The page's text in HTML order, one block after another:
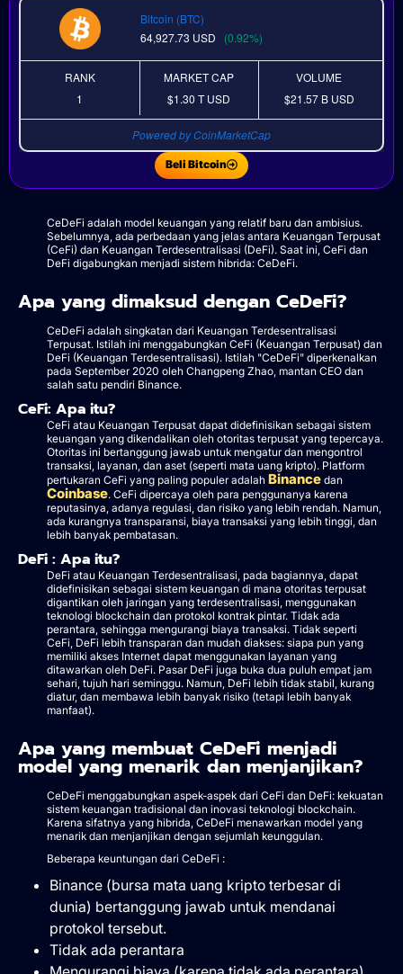
Bitcoin (BTC)
64,927.73 USD (0.92%)
RANK
1
MARKET CAP
$1.30 TUSD
VOLUME
$21.57 B USD
Powered by CoinMarketCap
Beli Bitcoin
CeDeFi adalah model keuangan yang relatif baru dan ambisius.
Sebelumnya, ada perbedaan yang jelas antara Keuangan Terpusat
(CeFi) dan Keuangan Terdesentralisasi (DeFi). Saat ini, CeFi dan
DeFi digabungkan menjadi sistem hibrida: CeDeFi.
Apa yang dimaksud dengan CeDeFi?
CeDeFi adalah singkatan dari Keuangan Terdesentralisasi
Terpusat. Istilah ini menggabungkan CeFi (Keuangan Terpusat) dan
DeFi (Keuangan Terdesentralisasi). Istilah "CeDeFi" diperkenalkan
pada September 2020 oleh Changpeng Zhao, mantan CEO dan
salah satu pendiri Binance.
CeFi: Apa itu?
CeFi atau Keuangan Terpusat dapat didefinisikan sebagai sistem
keuangan yang dikendalikan oleh otoritas terpusat yang tepercaya.
Otoritas ini bertanggung jawab untuk mengatur dan mengontrol
transaksi, layanan, dan aset (seperti mata uang kripto). Platform
pertukaran CeFi yang paling populer adalah Binance dan
Coinbase. CeFi dipercaya oleh para penggunanya karena
reputasinya, adanya regulasi, dan risiko yang lebih rendah. Namun,
ada kurangnya transparansi, biaya transaksi yang lebih tinggi, dan
lebih banyak pembatasan.
DeFi : Apa itu?
DeFi atau Keuangan Terdesentralisasi, pada bagiannya, dapat
didefinisikan sebagai sistem keuangan di mana otoritas terpusat
digantikan oleh jaringan yang terdesentralisasi, menggunakan
teknologi blockchain dan protokol kontrak pintar. Tidak ada
perantara, sehingga mengurangi biaya transaksi. Tidak seperti
CeFi, DeFi lebih transparan dan mudah diakses: siapa pun yang
memiliki akses Internet dapat menggunakan layanan yang
ditawarkan oleh DeFi. Pasar DeFi juga buka dua puluh empat jam
sehari, tujuh hari seminggu. Namun, DeFi lebih tidak stabil, kurang
diatur, dan membawa lebih banyak risiko (tetapi lebih banyak
manfaat).
Apa yang membuat CeDeFi menjadi
model yang menarik dan menjanjikan?
CeDeFi menggabungkan aspek-aspek dari CeFi dan DeFi: kekuatan
sistem keuangan tradisional dan inovasi teknologi blockchain.
Karena sifatnya yang hibrida, CeDeFi menawarkan model yang
menarik dan menjanjikan dengan sejumlah keunggulan.
Beberapa keuntungan dari CeDeFi :
Binance (bursa mata uang kripto terbesar di
dunia) bertanggung jawab untuk mendanai
protokol tersebut.
Tidak ada perantara